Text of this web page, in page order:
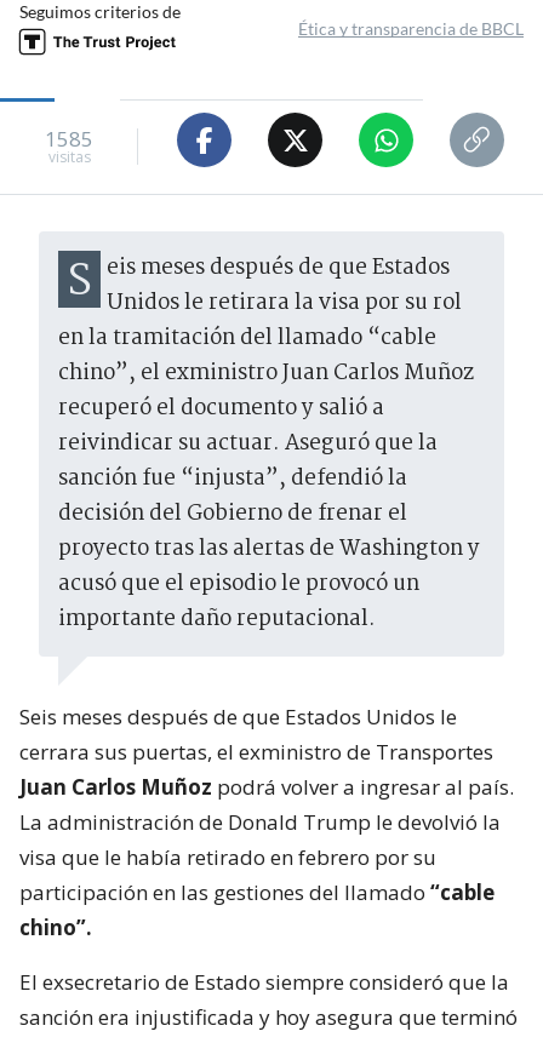
Seguimos criterios de
Ética y transparencia de BBCL
1585
visitas
Seis meses después de que Estados Unidos le retirara la visa por su rol
en la tramitación del llamado “cable
chino”, el exministro Juan Carlos Muñoz
recuperó el documento y salió a
reivindicar su actuar. Aseguró que la
sanción fue “injusta”, defendió la
decisión del Gobierno de frenar el
proyecto tras las alertas de Washington y
acusó que el episodio le provocó un
importante daño reputacional.
Seis meses después de que Estados Unidos le
cerrara sus puertas, el exministro de Transportes
Juan Carlos Muñoz podrá volver a ingresar al país.
La administración de Donald Trump le devolvió la
visa que le había retirado en febrero por su
participación en las gestiones del llamado “cable
chino”.
El exsecretario de Estado siempre consideró que la
sanción era injustificada y hoy asegura que terminó